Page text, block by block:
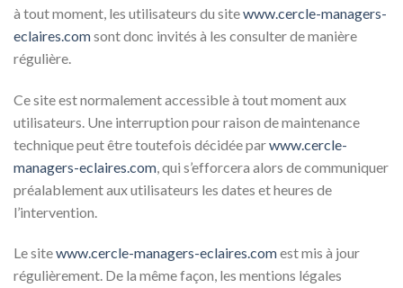
à tout moment, les utilisateurs du sitewww.cercle-managers-
eclaires.comsont donc invités à les consulter de manière
régulière.
Ce site est normalement accessible à tout moment aux
utilisateurs. Une interruption pour raison de maintenance
technique peut être toutefois décidée parwww.cercle-
managers-eclaires.com , qui s’efforcera alors de communiquer
préalablement aux utilisateurs les dates et heures de
l’intervention.
Le sitewww.cercle-managers-eclaires.comest mis à jour
régulièrement. De la même façon, les mentions légales